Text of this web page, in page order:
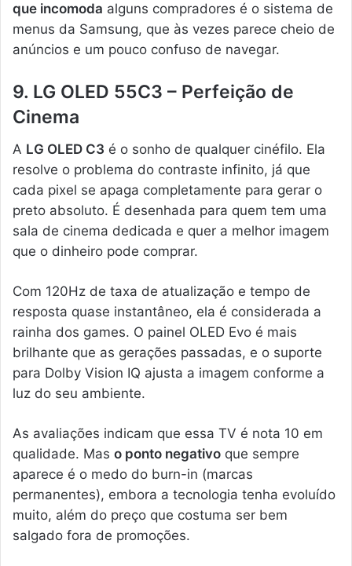
que incomoda alguns compradores é o sistema de
menus da Samsung, que às vezes parece cheio de
anúncios e um pouco confuso de navegar.
9. LG OLED 55C3 – Perfeição de
Cinema
A LG OLED C3 é o sonho de qualquer cinéfilo. Ela
resolve o problema do contraste infinito, já que
cada pixel se apaga completamente para gerar o
preto absoluto. É desenhada para quem tem uma
sala de cinema dedicada e quer a melhor imagem
que o dinheiro pode comprar.
Com 120Hz de taxa de atualização e tempo de
resposta quase instantâneo, ela é considerada a
rainha dos games. O painel OLED Evo é mais
brilhante que as gerações passadas, e o suporte
para Dolby Vision IQ ajusta a imagem conforme a
luz do seu ambiente.
As avaliações indicam que essa TV é nota 10 em
qualidade. Mas o ponto negativo que sempre
aparece é o medo do burn-in (marcas
permanentes), embora a tecnologia tenha evoluído
muito, além do preço que costuma ser bem
salgado fora de promoções.